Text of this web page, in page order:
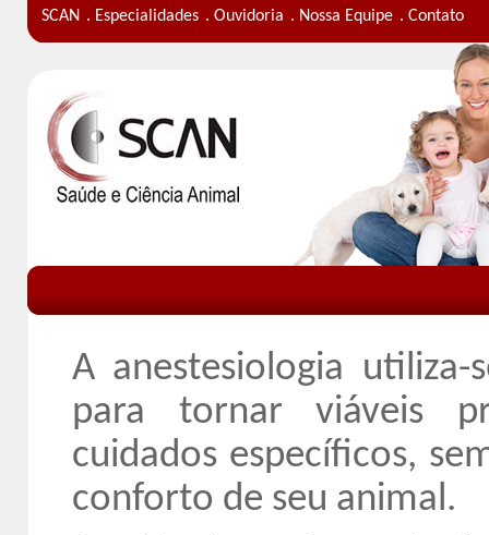
SCAN . Especialidades . Ouvidoria . Nossa Equipe . Contato
A anestesiologia
para tornar viáveis
cuidados específicos,
conforto de seu animal.